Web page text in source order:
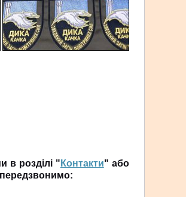
в розділі" Контакти" або
: